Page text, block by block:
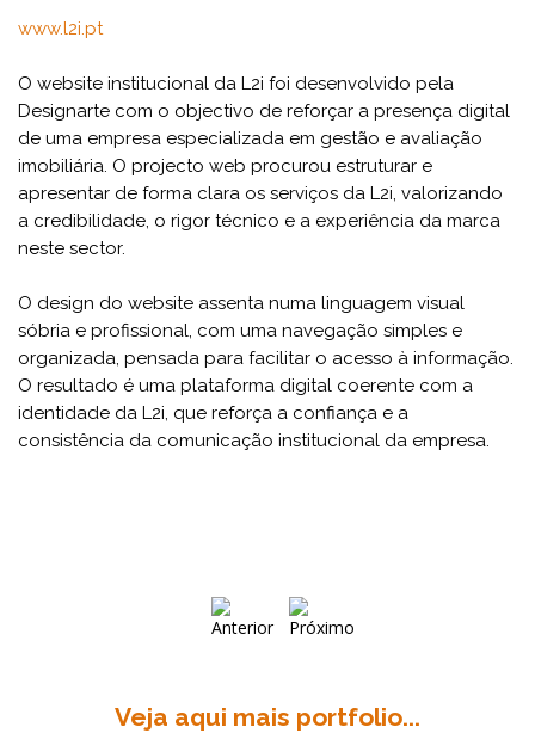
www.l2i.pt
O website institucional da L2i foi desenvolvido pela
Designarte com o objectivo de reforçar a presença digital
de uma empresa especializada em gestão e avaliação
imobiliária. O projecto web procurou estruturar e
apresentar de forma clara os serviços da L2i, valorizando
a credibilidade, o rigor técnico e a experiência da marca
neste sector.
O design do website assenta numa linguagem visual
sóbria e profissional, com uma navegação simples e
organizada, pensada para facilitar o acesso à informação.
O resultado é uma plataforma digital coerente com a
identidade da L2i, que reforça a confiança e a
consistência da comunicação institucional da empresa.
Veja aqui mais portfolio...